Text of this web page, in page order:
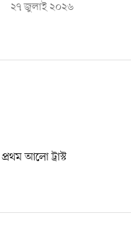
২৭ জুলাই ২০২৬
প্রথম আলো ট্রাস্ট